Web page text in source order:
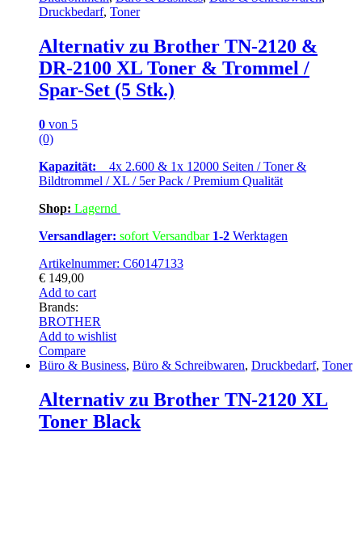
Druckbedarf, Toner
Alternativ zu Brother TN-2120 &
DR-2100 XL Toner & Trommel /
Spar-Set (5 Stk.)
0 von 5
(0)
Kapazität: 4x 2.600 & 1x 12000 Seiten / Toner &
Bildtrommel / XL / 5er Pack / Premium Qualität
Shop: Lagernd
Versandlager: sofort Versandbar 1-2 Werktagen
Artikelnummer: C60147133
€ 149,00
Add to cart
Brands:
BROTHER
Add to wishlist
Compare
Büro & Business, Büro & Schreibwaren, Druckbedarf, Toner
Alternativ zu Brother TN-2120 XL
Toner Black